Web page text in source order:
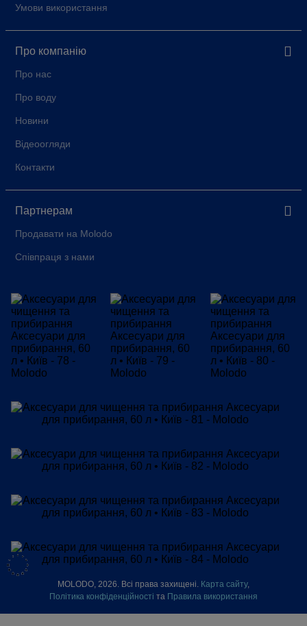
MOLODO, 2026. Всі права захищені. Карта сайту,
Політика конфіденційності та Правила використання
Умови використання
Про компанію
Про нас
Про воду
Новини
Відеоогляди
Контакти
Партнерам
Продавати на Molodo
Співпраця з нами